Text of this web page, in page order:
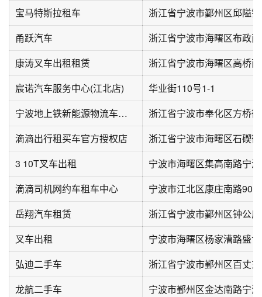
宝马特斯拉租车
甬跃汽车
浙江省宁波市海曙区布政
康涛叉车出租租赁
浙江省宁波市海曙区高桥
宸诺汽车服务中心(江北店)
华业街110号1-1
宁波地上铁新能源物流车租售店(恒发路店)
滴滴出行租买车官方授权店
3 10T叉车出租
滴滴司机网约车租车中心
宁波市江北区康庄南路90
岳翔汽车租赁
叉车出租
宁波市海曙区杨家漕路盛
弘迪二手车
浙江省宁波市鄞州区百丈
龙航二手车